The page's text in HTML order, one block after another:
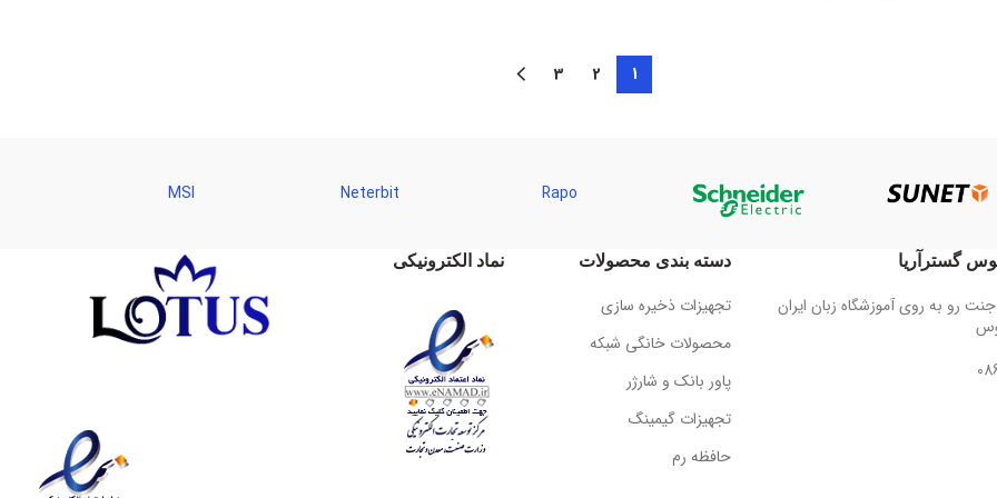
1
2
3
Rapo
Neterbit
MSI
گسترآریا
رو به روی آموزشگاه زبان ایران
دسته بندی محصولات
تجهیزات ذخیره سازی
محصولات خانگی شبکه
پاور بانک و شارژر
تجهیزات گیمینگ
حافظه رم
نماد الکترونیکی